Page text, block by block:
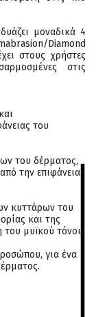
μοναδικά 4
Diamond
στους χρήστες
στις
του
του δέρματος,
την επιφάνεια
κυττάρων του
και της
του μυϊκού τόνου.
για ένα